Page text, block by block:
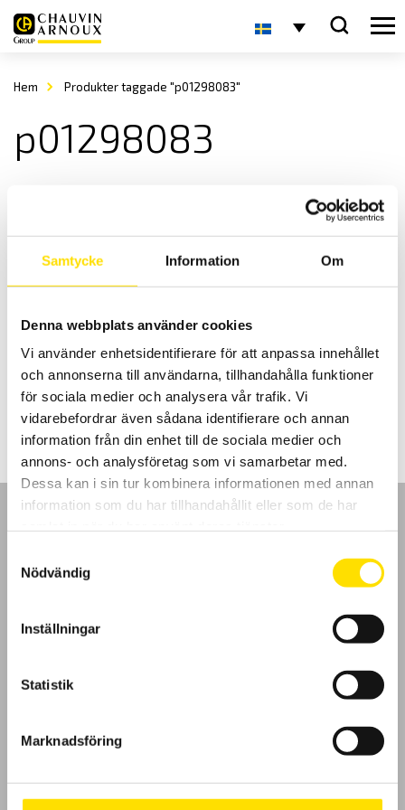
Samtycke Information Om
Denna webbplats använder cookies
Vi använder enhetsidentifierare för att anpassa innehållet
och annonserna till användarna, tillhandahålla funktioner
för sociala medier och analysera vår trafik. Vi
vidarebefordrar även sådana identifierare och annan
information från din enhet till de sociala medier och
annons- och analysföretag som vi samarbetar med.
Dessa kan i sin tur kombinera informationen med annan
information som du har tillhandahållit eller som de har
Nödvändig
Inställningar
Statistik
Marknadsföring
Hem Produkter taggade "p01298083"
p01298083
Tillbehör till mätinstrument, mjuka väskor
Mjuka väskor för alla mätinstrument!
885.00kr–2,320.00kr Prisintervall:
885.00 kr
till
2,320.00 kr
LÄS MER